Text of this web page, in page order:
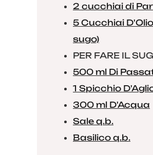
2 cucchiai di
5 Cucchiai
sugo)
PER FARE IL
500 ml Di
1 Spicchio
300 ml D'Acqua
Sale q.b.
Basilico q.b.